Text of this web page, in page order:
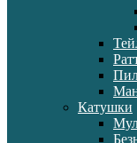
Катушки